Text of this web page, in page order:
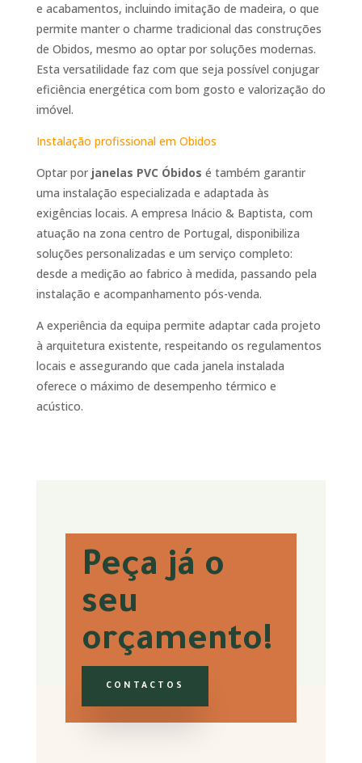
e acabamentos, incluindo imitação de madeira, o que
permite manter o charme tradicional das construções
de Obidos, mesmo ao optar por soluções modernas.
Esta versatilidade faz com que seja possível conjugar
eficiência energética com bom gosto e valorização do
imóvel.
Instalação profissional em Obidos
Optar por janelas PVC Óbidos é também garantir
uma instalação especializada e adaptada às
exigências locais. A empresa Inácio & Baptista, com
atuação na zona centro de Portugal, disponibiliza
soluções personalizadas e um serviço completo:
desde a medição ao fabrico à medida, passando pela
instalação e acompanhamento pós-venda.
A experiência da equipa permite adaptar cada projeto
à arquitetura existente, respeitando os regulamentos
locais e assegurando que cada janela instalada
oferece o máximo de desempenho térmico e
acústico.
Peça já o
seu
orçamento!
CONTACTOS